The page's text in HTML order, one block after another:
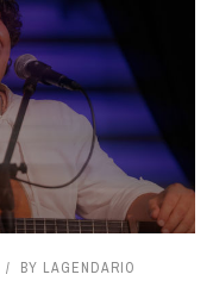
BY LAGENDARIO